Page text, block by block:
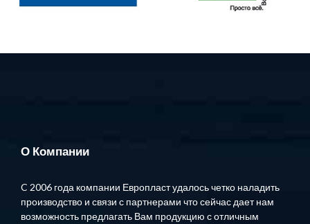
О Компании
C 2006 года компании Европласт удалось четко наладить
производство и связи с партнерами что сейчас дает нам
возможность предлагать Вам продукцию с отличным